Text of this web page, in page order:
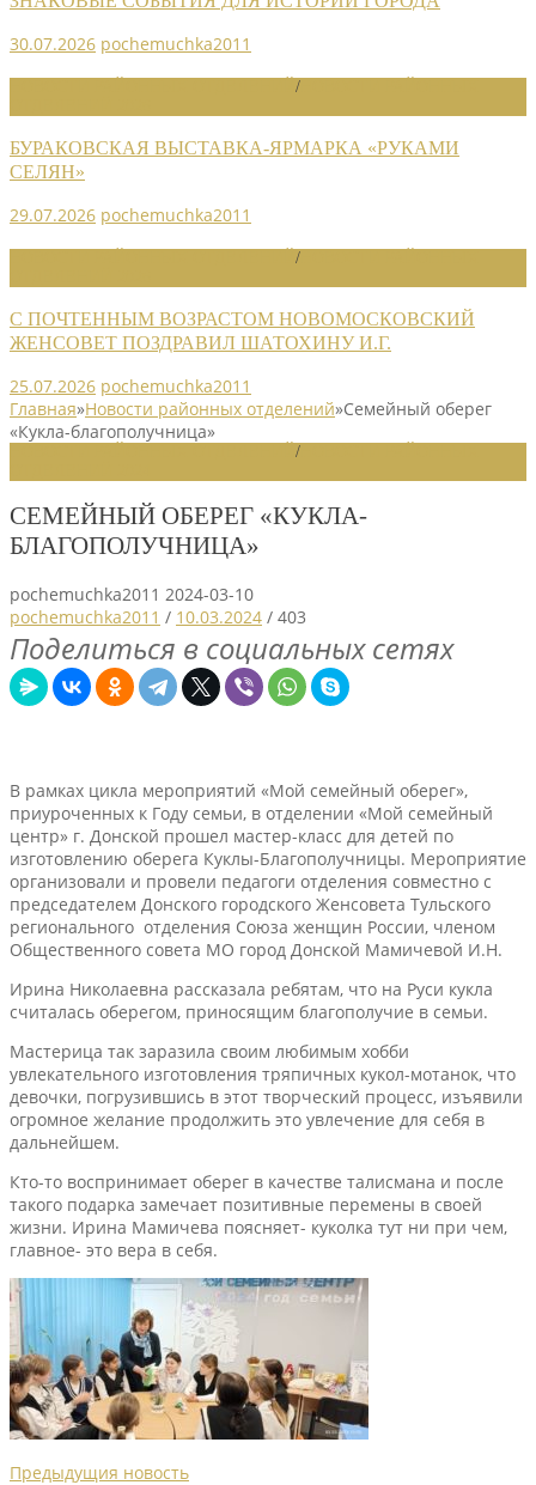
30.07.2026 pochemuchka2011
/
БУРАКОВСКАЯ ВЫСТАВКА-ЯРМАРКА «РУКАМИ
СЕЛЯН»
29.07.2026 pochemuchka2011
/
С ПОЧТЕННЫМ ВОЗРАСТОМ НОВОМОСКОВСКИЙ
ЖЕНСОВЕТ ПОЗДРАВИЛ ШАТОХИНУ И.Г.
25.07.2026 pochemuchka2011
Главная»Новости районных отделений»Семейный оберег
«Кукла-благополучница»
/
СЕМЕЙНЫЙ ОБЕРЕГ «КУКЛА-
БЛАГОПОЛУЧНИЦА»
pochemuchka2011 2024-03-10
pochemuchka2011 / 10.03.2024 / 403
Поделиться в социальных сетях
В рамках цикла мероприятий «Мой семейный оберег»,
приуроченных к Году семьи, в отделении «Мой семейный
центр» г. Донской прошел мастер-класс для детей по
изготовлению оберега Куклы-Благополучницы. Мероприятие
организовали и провели педагоги отделения совместно с
председателем Донского городского Женсовета Тульского
регионального отделения Союза женщин России, членом
Общественного совета МО город Донской Мамичевой И.Н.
Ирина Николаевна рассказала ребятам, что на Руси кукла
считалась оберегом, приносящим благополучие в семьи.
Мастерица так заразила своим любимым хобби
увлекательного изготовления тряпичных кукол-мотанок, что
девочки, погрузившись в этот творческий процесс, изъявили
огромное желание продолжить это увлечение для себя в
дальнейшем.
Кто-то воспринимает оберег в качестве талисмана и после
такого подарка замечает позитивные перемены в своей
жизни. Ирина Мамичева поясняет- куколка тут ни при чем,
главное- это вера в себя.
Предыдущия новость